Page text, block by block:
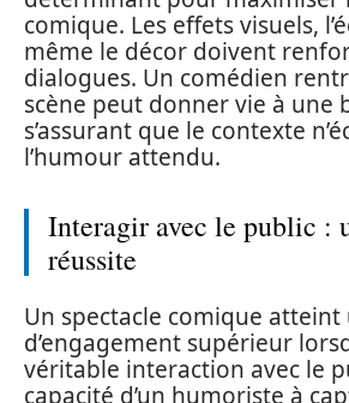
comique. Les effets visuels,
même le décor doivent
dialogues. Un comédien
scène peut donner vie à une
s’assurant que le contexte
l’humour attendu.
Interagir avec le public :
réussite
Un spectacle comique atteint
d’engagement supérieur
véritable interaction avec le
capacité d’un humoriste à